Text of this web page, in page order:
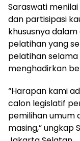
Saraswati
dan partisipasi
khususnya
pelatihan yang
pelatihan
menghadirkan
“Harapan kami
calon legislatif
pemilihan umum
masing,” ungkap